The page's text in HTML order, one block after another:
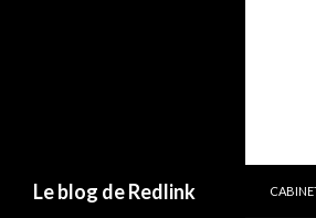
Le blog de Redlink